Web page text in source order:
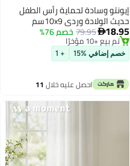
إيونتو وسادة لحماية رأس الطفل
حديث الولادة وردي 10x9سم
18.95
79.95خصم 76%
تم بيع +10 مؤخرًا
تم بيع +10 مؤخرًا
خصم إضافي %15 + 1
احصل عليه خلال 11